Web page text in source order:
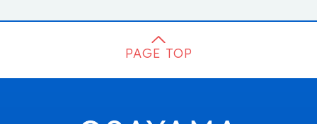
PAGE TOP